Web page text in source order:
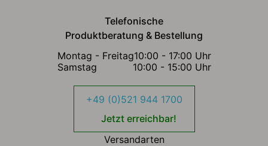
Telefonische
Produktberatung & Bestellung
Montag - Freitag10:00 - 17:00 Uhr
Samstag
10:00 - 15:00 Uhr
+49 (0)521 944 1700
Jetzt erreichbar!
Versandarten